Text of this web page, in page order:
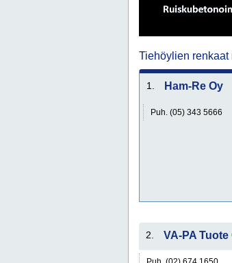
Tiehöylien renkaat
1. Ham-Re Oy
Puh. (05) 343 5666
2. VA-PA Tuote